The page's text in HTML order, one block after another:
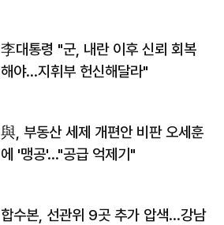
李대통령 "군, 내란 이후 신뢰 회복
해야…지휘부 헌신해달라"
與, 부동산 세제 개편안 비판 오세훈
에 '맹공'…"공급 억제기"
합수본, 선관위 9곳 추가 압색…강남